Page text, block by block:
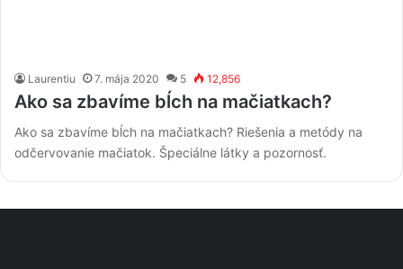
Laurentiu 7. mája 2020 5 12,856
Ako sa zbavíme bĺch na mačiatkach?
Ako sa zbavíme bĺch na mačiatkach? Riešenia a metódy na
odčervovanie mačiatok. Špeciálne látky a pozornosť.